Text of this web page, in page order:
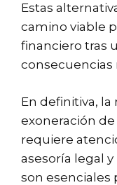
Estas
camino viable
financiero tras
consecuencias
En definitiva,
exoneración
requiere
asesoría legal
son esenciales